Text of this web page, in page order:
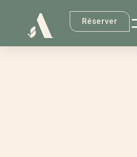
Réserver